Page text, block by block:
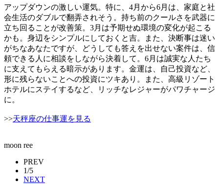
アップダウンの激しい運気。特に、4月から6月は、家庭と社
会生活のダブルで翻弄されそう。持ち前のクールさを武器に
立ち回ることが改善策。3月は予期せぬ環境の変化が起こる
かも。身辺をシンプルにしておくと吉。また、決断事は迷い
がちなあなたですが、どうしても答えを出せない案件は、信
頼できる人に相談をしながら決着して。6月は誠実な人たち
に支えてもらえる暗示があります。金運は、自己投資など、
形に残らないことへの投資にツキあり。また、高級リゾート
ホテルにステイするなど、リッチなレジャーがパワチャージ
に。
>>天秤座の仕事運を見る
moon ree
PREV
1/5
NEXT